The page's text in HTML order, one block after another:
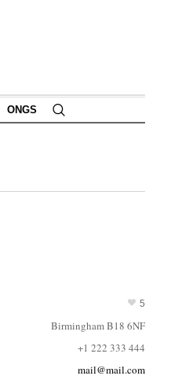
ONGS
5
Birmingham B18 6NF
+1 222 333 444
mail@mail.com